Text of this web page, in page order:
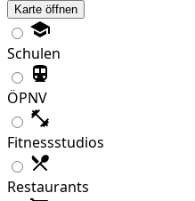
Karte öffnen
Schulen
ÖPNV
Fitnessstudios
Restaurants